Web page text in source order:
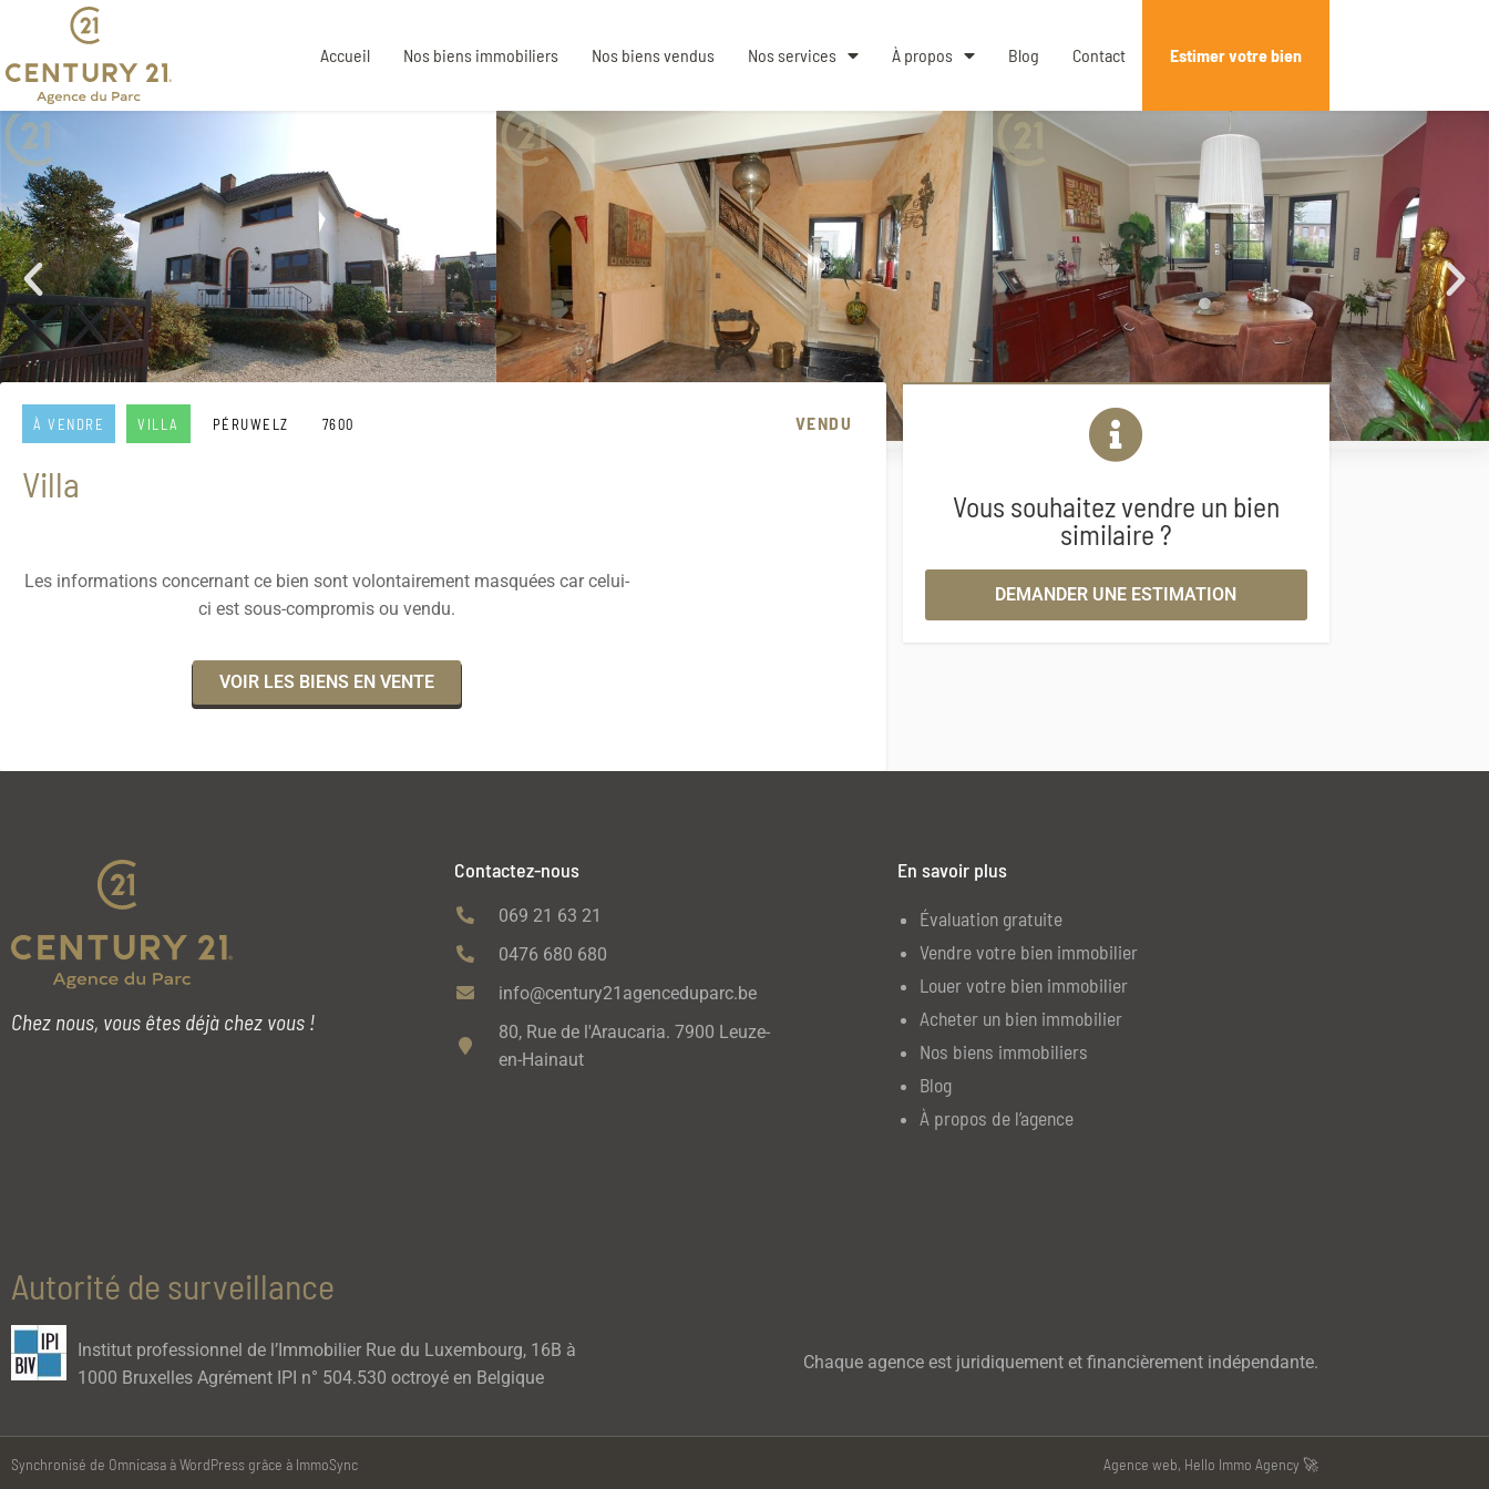
Accueil Nos biens immobiliers Nos biens vendus Nos services À propos Blog Contact Estimer votre bien
À VENDRE VILLA PÉRUWELZ 7600 VENDU
Villa
Les informations concernant ce bien sont volontairement masquées car celui-
ci est sous-compromis ou vendu.
VOIR LES BIENS EN VENTE
Vous souhaitez vendre un bien
similaire ?
DEMANDER UNE ESTIMATION
Chez nous, vous êtes déjà chez vous !
Contactez-nous
069 21 63 21
0476 680 680
info@century21agenceduparc.be
80, Rue de l'Araucaria. 7900 Leuze-
en-Hainaut
En savoir plus
Évaluation gratuite
Vendre votre bien immobilier
Louer votre bien immobilier
Acheter un bien immobilier
Nos biens immobiliers
Blog
À propos de l’agence
Autorité de surveillance
Institut professionnel de l’Immobilier Rue du Luxembourg, 16B à
1000 Bruxelles Agrément IPI n° 504.530 octroyé en Belgique
Chaque agence est juridiquement et financièrement indépendante.
Synchronisé de Omnicasa à WordPress grâce à ImmoSync Agence web, Hello Immo Agency 🚀